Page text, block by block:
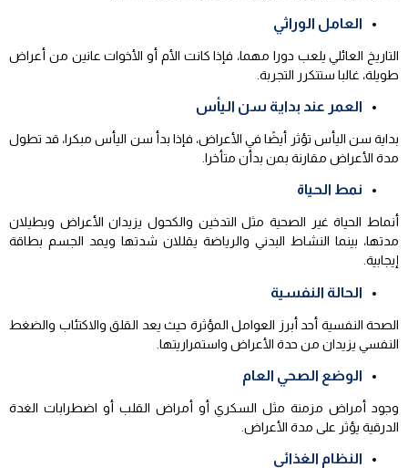
العامل الوراثي
التاريخ العائلي يلعب دورا مهما، فإذا كانت الأم أو الأخوات عانين من أعراض
طويلة، غالبا ستتكرر التجربة.
العمر عند بداية سن اليأس
بداية سن اليأس تؤثر أيضًا في الأعراض، فإذا بدأ سن اليأس مبكرا، قد تطول
مدة الأعراض مقارنة بمن بدأن متأخرا.
نمط الحياة
أنماط الحياة غير الصحية مثل التدخين والكحول يزيدان الأعراض ويطيلان
مدتها، بينما النشاط البدني والرياضة يقللان شدتها ويمد الجسم بطاقة
إيجابية.
الحالة النفسية
الصحة النفسية أحد أبرز العوامل المؤثرة حيث يعد القلق والاكتئاب والضغط
النفسي يزيدان من حدة الأعراض واستمراريتها.
الوضع الصحي العام
وجود أمراض مزمنة مثل السكري أو أمراض القلب أو اضطرابات الغدة
الدرقية يؤثر على مدة الأعراض.
النظام الغذائي